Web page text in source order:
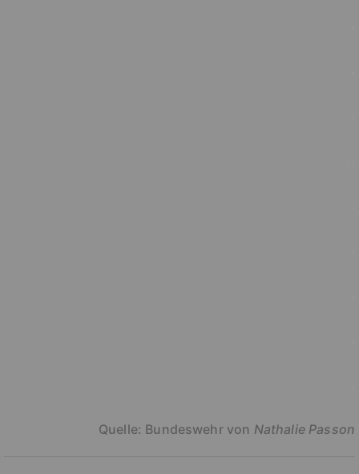
Quelle: Bundeswehr von Nathalie Passon